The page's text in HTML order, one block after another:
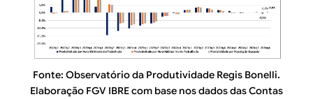
Fonte: Observatório da Produtividade Regis Bonelli.
Elaboração FGV IBRE com base nos dados das Contas